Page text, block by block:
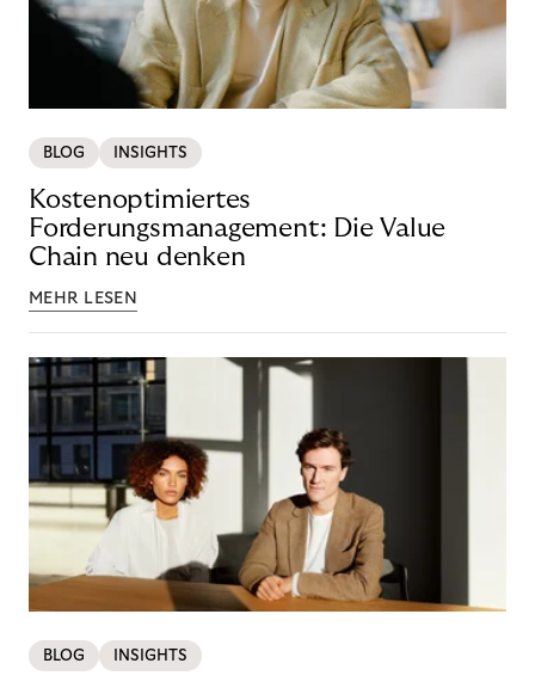
BLOG INSIGHTS
Kostenoptimiertes
Forderungsmanagement: Die Value
Chain neu denken
MEHR LESEN
BLOG INSIGHTS